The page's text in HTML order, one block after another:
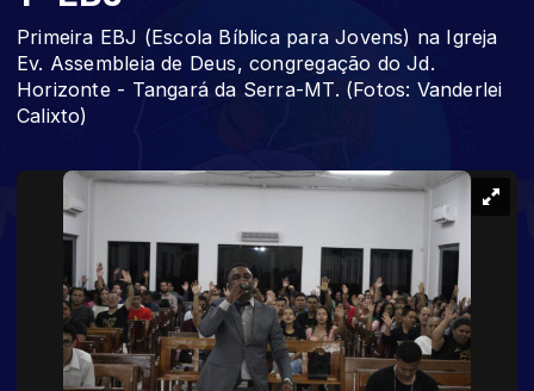
Primeira EBJ (Escola Bíblica para Jovens) na Igreja
Ev. Assembleia de Deus, congregação do Jd.
Horizonte - Tangará da Serra-MT. (Fotos: Vanderlei
Calixto)